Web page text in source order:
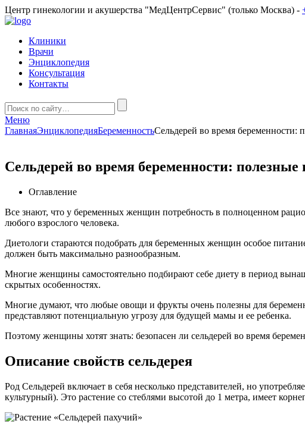
Центр гинекологии и акушерства "МедЦентрСервис" (только Москва) -
Клиники
Врачи
Энциклопедия
Консультация
Контакты
Меню
ГлавнаяЭнциклопедияБеременностьСельдерей во время беременности:
Сельдерей во время беременности:
Оглавление
Все знают, что у беременных женщин потребность в полноценном
любого взрослого человека.
Диетологи стараются подобрать для беременных женщин особое
должен быть максимально разнообразным.
Многие женщины самостоятельно подбирают себе диету в период
скрытых особенностях.
Многие думают, что любые овощи и фрукты очень полезны для
представляют потенциальную угрозу для будущей мамы и ее ребенка.
Поэтому женщины хотят знать: безопасен ли сельдерей во время
Описание свойств сельдерея
Род Сельдерей включает в себя несколько представителей, но
культурный). Это растение со стеблями высотой до 1 метра, имеет